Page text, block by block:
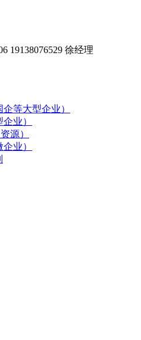
19138076529 徐经理
等大型企业）
业）
源）
业）